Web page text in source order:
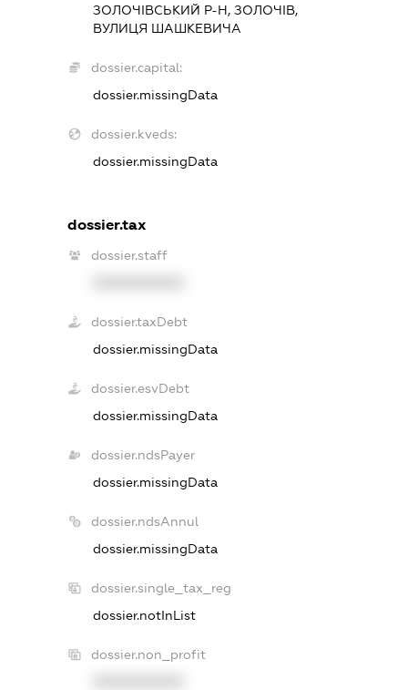
ЗОЛОЧІВСЬКИЙ Р-Н, ЗОЛОЧІВ,
ВУЛИЦЯ ШАШКЕВИЧА
dossier.capital:
dossier.missingData
dossier.kveds:
dossier.missingData
dossier.tax
dossier.staff
dossier.taxDebt
dossier.missingData
dossier.esvDebt
dossier.missingData
dossier.ndsPayer
dossier.missingData
dossier.ndsAnnul
dossier.missingData
dossier.single_tax_reg
dossier.notInList
dossier.non_profit